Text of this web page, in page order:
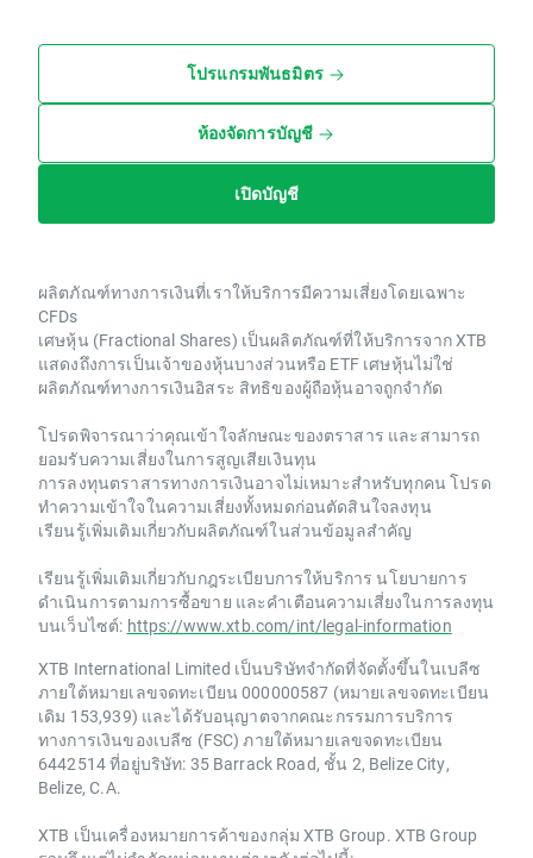
โปรแกรมพันธมิตร
ห้องจัดการบัญชี
เปิดบัญชี
ผลิตภัณฑ์ทางการเงินที่เราให้บริการมีความเสี่ยงโดยเฉพาะ
CFDs
เศษหุ้น (Fractional Shares) เป็นผลิตภัณฑ์ที่ให้บริการจาก XTB
แสดงถึงการเป็นเจ้าของหุ้นบางส่วนหรือ ETF เศษหุ้นไม่ใช่
ผลิตภัณฑ์ทางการเงินอิสระ สิทธิของผู้ถือหุ้นอาจถูกจำกัด
โปรดพิจารณาว่าคุณเข้าใจลักษณะของตราสาร และสามารถ
ยอมรับความเสี่ยงในการสูญเสียเงินทุน
การลงทุนตราสารทางการเงินอาจไม่เหมาะสำหรับทุกคน โปรด
ทำความเข้าใจในความเสี่ยงทั้งหมดก่อนตัดสินใจลงทุน
เรียนรู้เพิ่มเติมเกี่ยวกับผลิตภัณฑ์ในส่วนข้อมูลสำคัญ
เรียนรู้เพิ่มเติมเกี่ยวกับกฎระเบียบการให้บริการ นโยบายการ
ดำเนินการตามการซื้อขาย และคำเตือนความเสี่ยงในการลงทุน
บนเว็บไซต์: https://www.xtb.com/int/legal-information
XTB International Limited เป็นบริษัทจำกัดที่จัดตั้งขึ้นในเบลีซ
ภายใต้หมายเลขจดทะเบียน 000000587 (หมายเลขจดทะเบียน
เดิม 153,939) และได้รับอนุญาตจากคณะกรรมการบริการ
ทางการเงินของเบลีซ (FSC) ภายใต้หมายเลขจดทะเบียน
6442514 ที่อยู่บริษัท: 35 Barrack Road, ชั้น 2, Belize City,
Belize, C.A.
XTB เป็นเครื่องหมายการค้าของกลุ่ม XTB Group. XTB Group